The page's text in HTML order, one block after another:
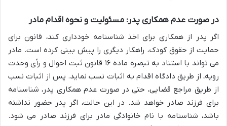
در صورت عدم همکاری پدر: مسئولیت و نحوه اقدام مادر
اگر پدر از همکاری برای اخذ شناسنامه خودداری کند، قانون برای
حمایت از حقوق کودک، راهکار دیگری را پیش بینی کرده است. مادر
می تواند با استناد به تبصره ماده ۱۶ قانون ثبت احوال و رأی وحدت
رویه، از طریق دادگاه اقدام به اثبات نسب نماید. پس از اثبات نسب
از طریق مراجع قضایی، حتی در صورت عدم همکاری پدر، شناسنامه
برای فرزند صادر خواهد شد. در این حالت، اگر پدر حضور نداشته
باشد، شناسنامه با نام خانوادگی مادر برای فرزند صادر می شود.